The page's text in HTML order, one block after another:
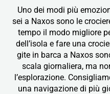
Uno dei modi più
sei a Naxos sono le
tempo il modo migliore
dell’isola e fare una
gite in barca a Naxos
scala giornaliera, ma
l’esplorazione.
una navigazione di più